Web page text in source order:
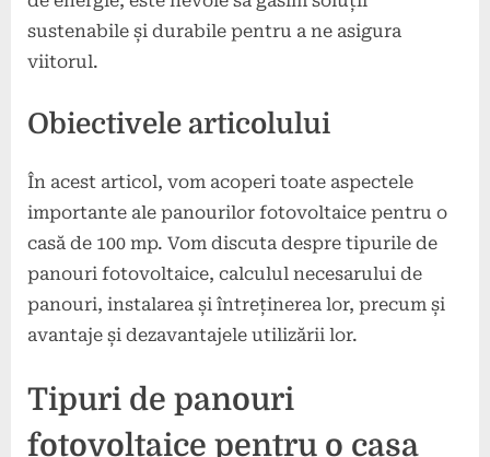
sustenabile și durabile pentru a ne asigura
viitorul.
Obiectivele articolului
În acest articol, vom acoperi toate aspectele
importante ale panourilor fotovoltaice pentru o
casă de 100 mp. Vom discuta despre tipurile de
panouri fotovoltaice, calculul necesarului de
panouri, instalarea și întreținerea lor, precum și
avantaje și dezavantajele utilizării lor.
Tipuri de panouri
fotovoltaice pentru o casa